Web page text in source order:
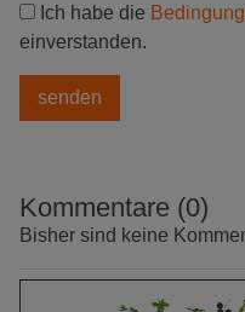
Ich habe die
einverstanden.
Kommentare (0)
Bisher sind keine